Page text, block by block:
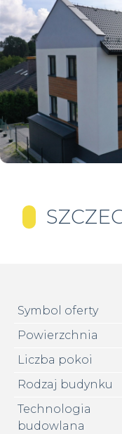
Symbol oferty
Powierzchnia
Liczba pokoi
Rodzaj budynku
Technologia
budowlana